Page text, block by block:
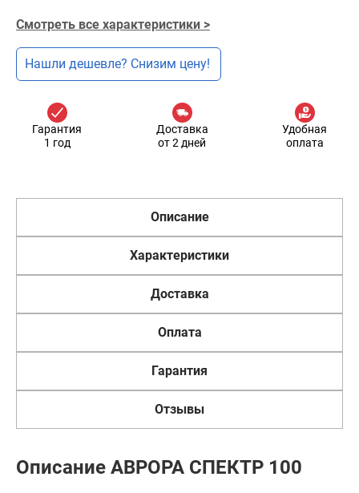
Смотреть все характеристики >
Нашли дешевле? Снизим цену!
Гарантия
1 год
Доставка
от 2 дней
Удобная
оплата
Описание
Характеристики
Доставка
Оплата
Гарантия
Отзывы
Описание АВРОРА СПЕКТР 100